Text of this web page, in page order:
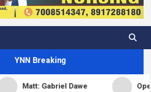
YNN Breaking
Open Channels FM: